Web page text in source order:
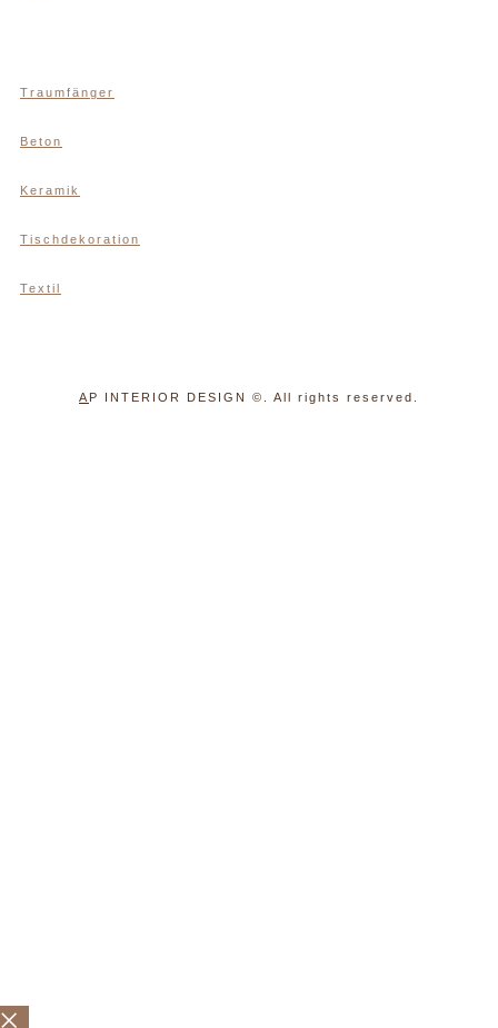
Traumfänger
Beton
Keramik
Tischdekoration
Textil
A P INTERIOR DESIGN ©. All rights reserved.